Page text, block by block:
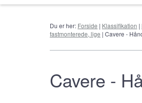
Du er her: Forside | Klassifikation |
fastmonterede, lige | Cavere -
Cavere -